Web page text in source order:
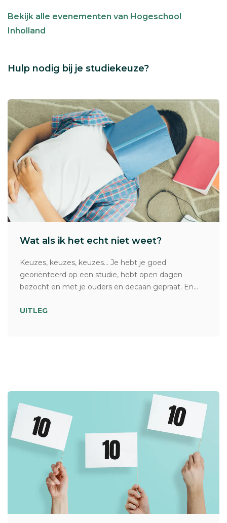
Bekijk alle evenementen van Hogeschool
Inholland
Hulp nodig bij je studiekeuze?
Wat als ik het echt niet weet?
Keuzes, keuzes, keuzes… Je hebt je goed
georiënteerd op een studie, hebt open dagen
bezocht en met je ouders en decaan gepraat. En...
UITLEG